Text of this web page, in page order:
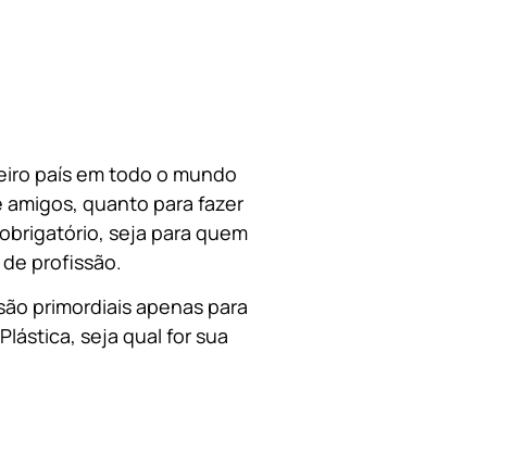
país em todo o mundo
quanto para fazer
seja para quem
profissão.
primordiais apenas para
seja qual for sua